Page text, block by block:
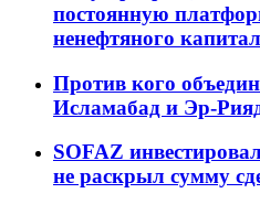
постоянную
ненефтяного
Против кого
Исламабад и Эр-
SOFAZ
не раскрыл сумму